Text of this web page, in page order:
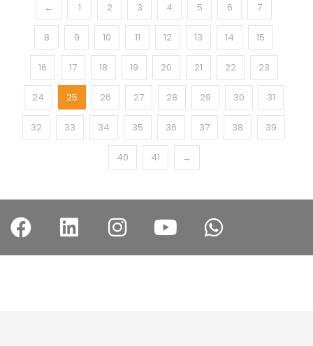
← 1 2 3 4 5 6 7
8 9 10 11 12 13 14 15
16 17 18 19 20 21 22 23
24 25 26 27 28 29 30 31
32 33 34 35 36 37 38 39
40 41 →